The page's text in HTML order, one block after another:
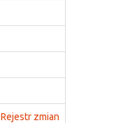
Rejestr zmian